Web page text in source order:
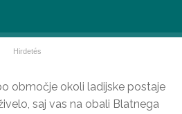
območje okoli ladijske postaje
saj vas na obali Blatnega